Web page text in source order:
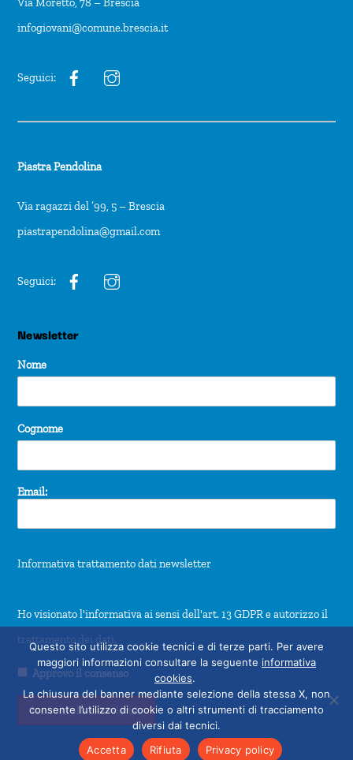
infogiovani@comune.brescia.it
Seguici:
Piastra Pendolina
Via ragazzi del ’99, 5 – Brescia
piastrapendolina@gmail.com
Seguici:
Newsletter
Nome
Cognome
Email:
Informativa trattamento dati newsletter
Ho visionato l'informativa ai sensi dell'art. 13 GDPR e autorizzo il
trattamento dei dati.
Approvo il consenso
Questo sito utilizza cookie tecnici e di terze parti. Per avere
maggiori informazioni consultare la seguente informativa
cookies.
La chiusura del banner mediante selezione della stessa X, non
consente l’utilizzo di cookie o altri strumenti di tracciamento
diversi dai tecnici.
Accetta
Rifiuta Privacy policy